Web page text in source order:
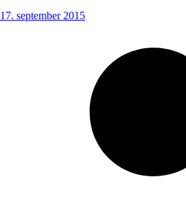
17. september 2015